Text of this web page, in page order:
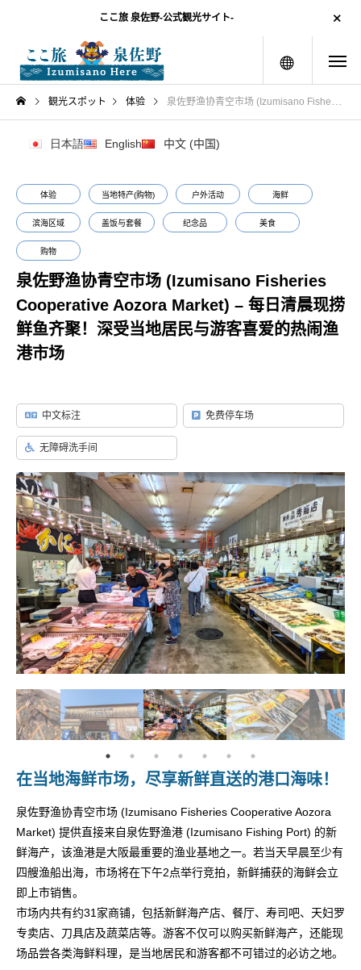
ここ旅 泉佐野-公式観光サイト-
menu
観光スポット 体验 泉佐野渔协青空市场 (Izumisano Fisheries Cooperative Aozora Market) – 每日清晨现捞鲜鱼齐聚！深受当地居民与游客喜爱的热闹渔港市场
日本語 English 中文 (中国)
体验 当地特产(购物) 户外活动 海鲜
滨海区域 盖饭与套餐 纪念品 美食
购物
泉佐野渔协青空市场 (Izumisano Fisheries
Cooperative Aozora Market) – 每日清晨现捞
鲜鱼齐聚！深受当地居民与游客喜爱的热闹渔
港市场
中文标注 免费停车场
无障碍洗手间
在当地海鲜市场，尽享新鲜直送的港口海味！
泉佐野渔协青空市场 (Izumisano Fisheries Cooperative Aozora
Market) 提供直接来自泉佐野渔港 (Izumisano Fishing Port) 的新
鲜海产，该渔港是大阪最重要的渔业基地之一。若当天早晨至少有
四艘渔船出海，市场将在下午2点举行竞拍，新鲜捕获的海鲜会立
即上市销售。
市场内共有约31家商铺，包括新鲜海产店、餐厅、寿司吧、天妇罗
专卖店、刀具店及蔬菜店等。游客不仅可以购买新鲜海产，还能现
场品尝各类海鲜料理，是当地居民和游客都不可错过的必访之地。